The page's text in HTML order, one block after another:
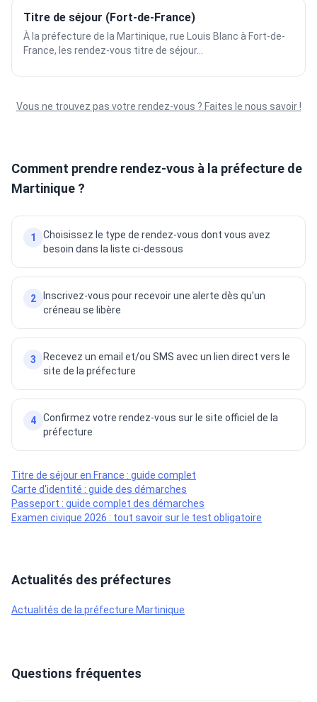
Titre de séjour (Fort-de-France)
À la préfecture de la Martinique, rue Louis Blanc à Fort-de-
France, les rendez-vous titre de séjour...
Vous ne trouvez pas votre rendez-vous ? Faites le nous savoir !
Comment prendre rendez-vous à la préfecture de
Martinique ?
1
Choisissez le type de rendez-vous dont vous avez
besoin dans la liste ci-dessous
2
Inscrivez-vous pour recevoir une alerte dès qu'un
créneau se libère
3
Recevez un email et/ou SMS avec un lien direct vers le
site de la préfecture
4
Confirmez votre rendez-vous sur le site officiel de la
préfecture
Titre de séjour en France : guide complet
Carte d'identité : guide des démarches
Passeport : guide complet des démarches
Examen civique 2026 : tout savoir sur le test obligatoire
Actualités des préfectures
Actualités de la préfecture Martinique
Questions fréquentes